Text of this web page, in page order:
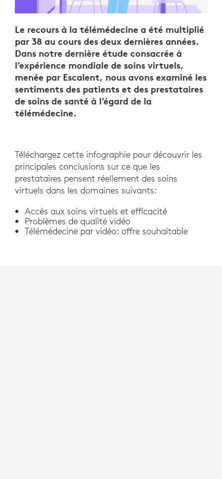
Le recours à la télémédecine a été multiplié
par 38 au cours des deux dernières années.
Dans notre dernière étude consacrée à
l’expérience mondiale de soins virtuels,
menée par Escalent, nous avons examiné les
sentiments des patients et des prestataires
de soins de santé à l’égard de la
télémédecine.
Téléchargez cette infographie pour découvrir les
principales conclusions sur ce que les
prestataires pensent réellement des soins
virtuels dans les domaines suivants:
Accès aux soins virtuels et efficacité
Problèmes de qualité vidéo
Télémédecine par vidéo: offre souhaitable